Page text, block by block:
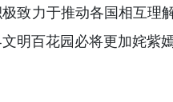
力于推动各国相互理解
明百花园必将更加姹紫